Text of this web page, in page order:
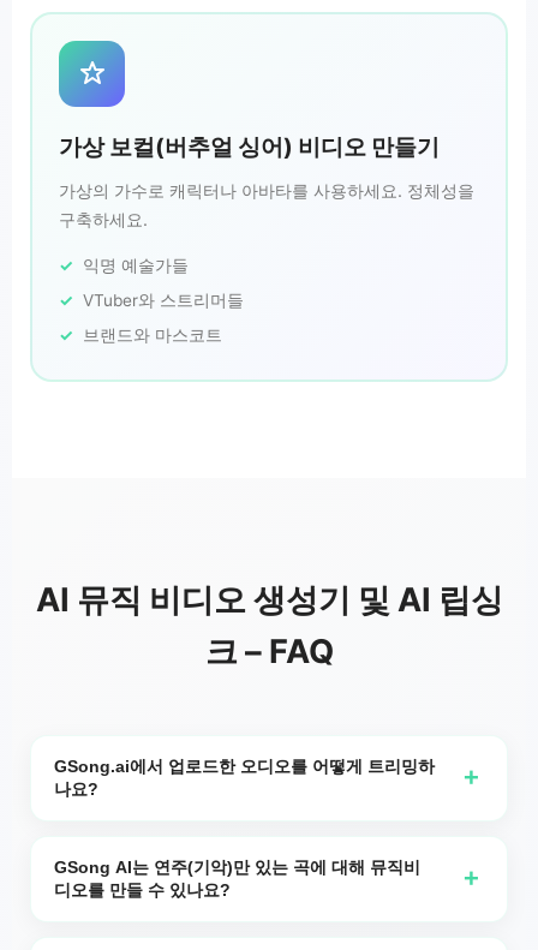
가상 보컬(버추얼 싱어) 비디오 만들기
가상의 가수로 캐릭터나 아바타를 사용하세요. 정체성을
구축하세요.
익명 예술가들
VTuber와 스트리머들
브랜드와 마스코트
AI 뮤직 비디오 생성기 및 AI 립싱
크 – FAQ
GSong.ai에서 업로드한 오디오를 어떻게 트리밍하
나요?
+
하여 비디오를 만들 때는 트림 시작 시간(Trim Start)과 트
림 종료 시간(Trim End)을 설정해야 합니다. 트림 종료 시간
GSong AI는 연주(기악)만 있는 곡에 대해 뮤직비
디오를 만들 수 있나요?
+